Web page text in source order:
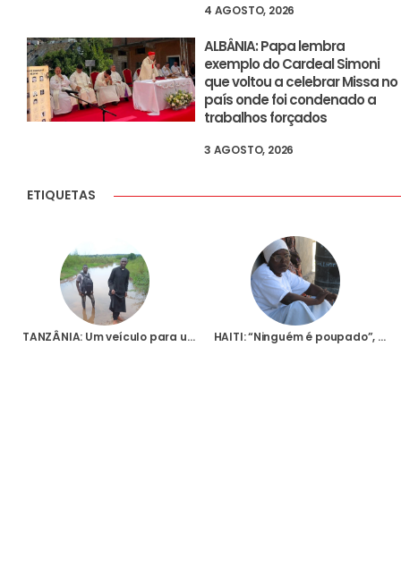
4 AGOSTO, 2026
ALBÂNIA: Papa lembra
exemplo do Cardeal Simoni
que voltou a celebrar Missa no
país onde foi condenado a
trabalhos forçados
3 AGOSTO, 2026
ETIQUETAS
TANZÂNIA: Um veículo para uma nova paróquia HAITI: “Ninguém é poupado”, diz Bispo de Cap-Haïtien, referindo-se à insegurança no país que afecta também a Igreja